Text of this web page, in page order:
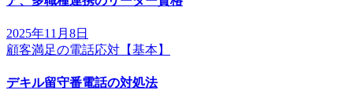
ョ
ン
2025年11月8日
顧客満足の電話応対【基本】
デキル留守番電話の対処法